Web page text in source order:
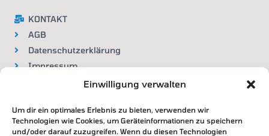
Einwilligung verwalten
Um dir ein optimales Erlebnis zu bieten, verwenden wir
Technologien wie Cookies, um Geräteinformationen zu speichern
und/oder darauf zuzugreifen. Wenn du diesen Technologien
KONTAKT
AGB
Datenschutzerklärung
Impressum
Widerrufsbelehrung
VERTRAG WIDERRUFEN